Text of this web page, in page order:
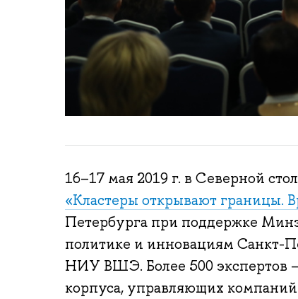
16–17 мая 2019 г. в Северной
«Кластеры открывают границы.
Петербурга при поддержке
политике и инновациям Санкт-
НИУ ВШЭ. Более 500 экспертов —
корпуса, управляющих